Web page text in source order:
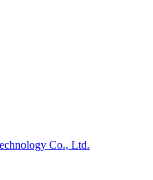
Co., Ltd.